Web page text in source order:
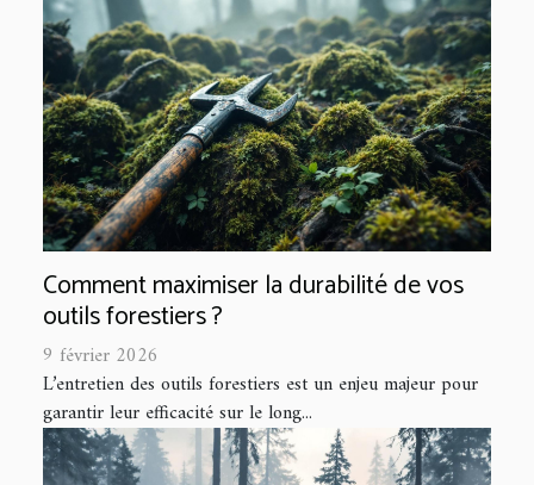
Comment maximiser la durabilité de vos
outils forestiers ?
9 février 2026
L’entretien des outils forestiers est un enjeu majeur pour
garantir leur efficacité sur le long...